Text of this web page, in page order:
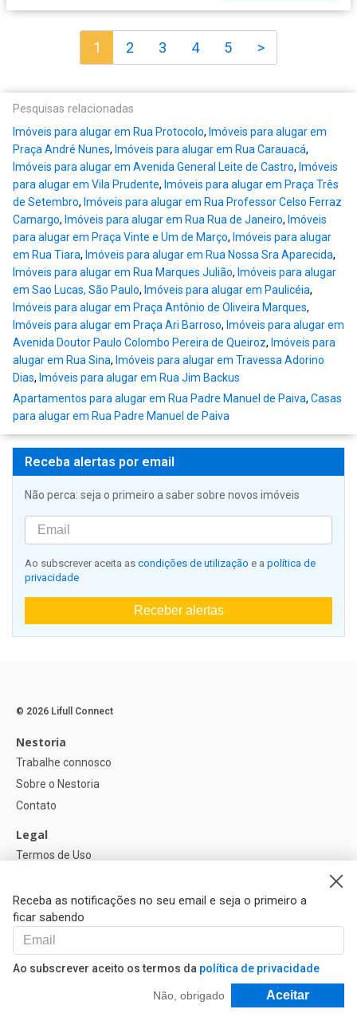
1 2 3 4 5 >
Pesquisas relacionadas
Imóveis para alugar em Rua Protocolo, Imóveis para alugar em
Praça André Nunes, Imóveis para alugar em Rua Carauacá,
Imóveis para alugar em Avenida General Leite de Castro, Imóveis
para alugar em Vila Prudente, Imóveis para alugar em Praça Três
de Setembro, Imóveis para alugar em Rua Professor Celso Ferraz
Camargo, Imóveis para alugar em Rua Rua de Janeiro, Imóveis
para alugar em Praça Vinte e Um de Março, Imóveis para alugar
em Rua Tiara, Imóveis para alugar em Rua Nossa Sra Aparecida,
Imóveis para alugar em Rua Marques Julião, Imóveis para alugar
em Sao Lucas, São Paulo, Imóveis para alugar em Paulicéia,
Imóveis para alugar em Praça Antônio de Oliveira Marques,
Imóveis para alugar em Praça Ari Barroso, Imóveis para alugar em
Avenida Doutor Paulo Colombo Pereira de Queiroz, Imóveis para
alugar em Rua Sina, Imóveis para alugar em Travessa Adorino
Dias, Imóveis para alugar em Rua Jim Backus
Apartamentos para alugar em Rua Padre Manuel de Paiva, Casas
para alugar em Rua Padre Manuel de Paiva
Receba alertas por email
Não perca: seja o primeiro a saber sobre novos imóveis
Ao subscrever aceita as condições de utilização e a política de
privacidade
Receber alertas
Receba as notificações no seu email e seja o primeiro a
ficar sabendo
Ao subscrever aceito os termos da política de privacidade
Não, obrigado Aceitar
Filtrar e Classificar
© 2026 Lifull Connect
Nestoria
Trabalhe connosco
Sobre o Nestoria
Contato
Legal
Termos de Uso
Política de Cookies
Ajuda
FAQ
Nossos Parceiros